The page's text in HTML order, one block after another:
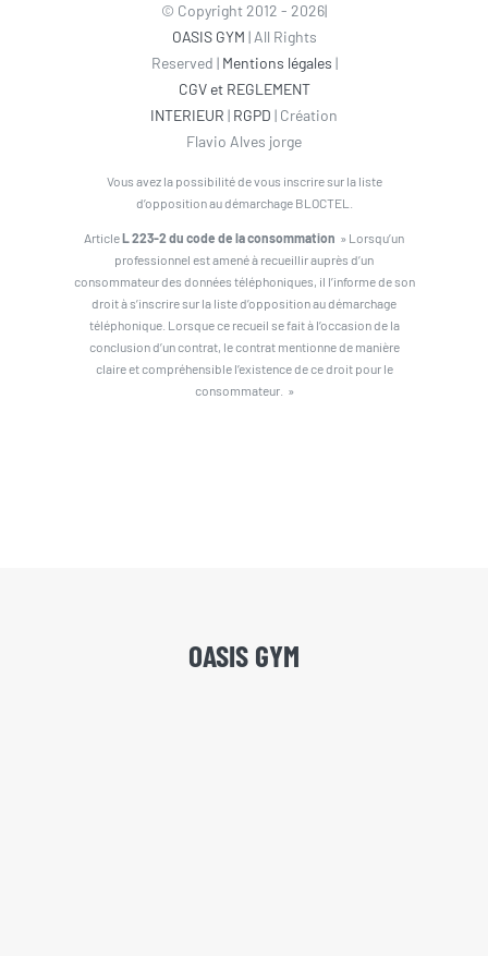
© Copyright 2012 - 2026|
OASIS GYM | All Rights
Reserved | Mentions légales |
CGV et REGLEMENT
INTERIEUR | RGPD | Création
Flavio Alves jorge
Vous avez la possibilité de vous inscrire sur la liste
d’opposition au démarchage BLOCTEL.
ArticleL 223-2 du code de la consommation » Lorsqu’un
professionnel est amené à recueillir auprès d’un
consommateur des données téléphoniques, il l’informe de son
droit à s’inscrire sur la liste d’opposition au démarchage
téléphonique. Lorsque ce recueil se fait à l’occasion de la
conclusion d’un contrat, le contrat mentionne de manière
claire et compréhensible l’existence de ce droit pour le
consommateur. »
OASIS GYM